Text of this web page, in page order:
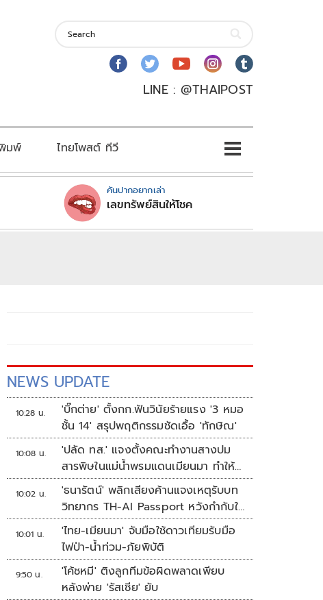
LINE : @THAIPOST
มพ์ ไทยโพสต์ ทีวี
คันปากอยากเล่า
เลขทรัพย์สินให้โชค
NEWS UPDATE
10:28 น.
'บิ๊กต่าย' ตั้งกก.ฟันวินัยร้ายแรง '3 หมอ
ชั้น 14' สรุปพฤติกรรมชัดเอื้อ 'ทักษิณ'
10:08 น.
'ปลัด ทส.' แจงตั้งคณะทำงานสางปม
สารพิษในแม่น้ำพรมแดนเมียนมา ทำให้
แก้ปัญหารวดเร็ว
10:02 น.
'ธนารัตน์' พลิกเสียงค้านแจงเหตุรับบท
วิทยากร TH-AI Passport หวังกำกับใช้
งบเหมาะสม ชูจุดเด่นคนไทยได้ใช้ AI
ระดับโปร ลดเหลื่อมล้ำทางเทคโนโลยี
เซฟงบไปกว่า900ล้าน เชื่อหากใช้เต็มที่
เอกชนขาดทุนย่อยยับ
10:01 น.
'ไทย-เมียนมา' จับมือใช้ดาวเทียมรับมือ
ไฟป่า-น้ำท่วม-ภัยพิบัติ
9:50 น.
'โค้ชหมี' ติงลูกทีมข้อผิดพลาดเพียบ
หลังพ่าย 'รัสเซีย' ยับ